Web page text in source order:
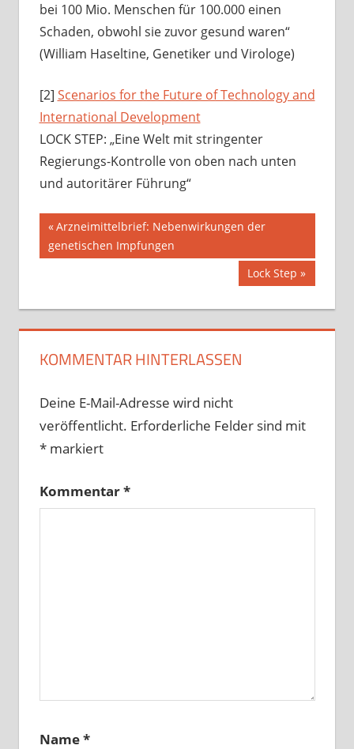
bei 100 Mio. Menschen für 100.000 einen
Schaden, obwohl sie zuvor gesund waren“
(William Haseltine, Genetiker und Virologe)
[2] Scenarios for the Future of Technology and
International Development
LOCK STEP: „Eine Welt mit stringenter
Regierungs-Kontrolle von oben nach unten
und autoritärer Führung“
Beitragsnavigation
Vorheriger
Beitrag:
Arzneimittelbrief: Nebenwirkungen der
genetischen Impfungen
Nächster
Beitrag:
Lock Step
KOMMENTAR HINTERLASSEN
Deine E-Mail-Adresse wird nicht
veröffentlicht. Erforderliche Felder sind mit
*markiert
Kommentar*
Name*